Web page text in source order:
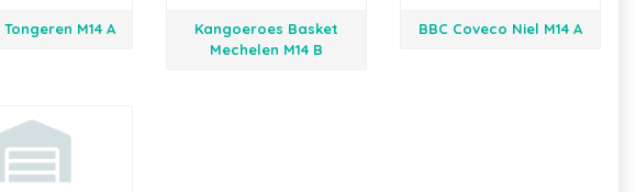
M14 A
Kangoeroes Basket
Mechelen M14 B
BBC Coveco Niel M14 A